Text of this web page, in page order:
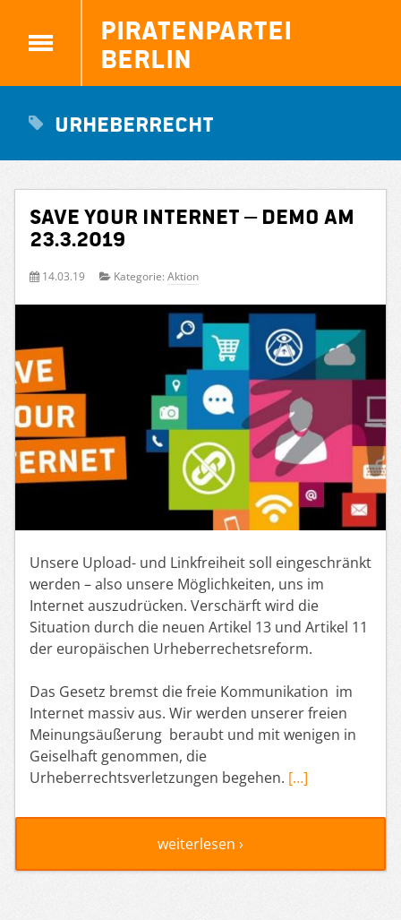
Piratenpartei
Berlin
Urheberrecht
Save your internet – Demo am
23.3.2019
14.03.19 Kategorie: Aktion
Unsere Upload- und Linkfreiheit soll eingeschränkt
werden – also unsere Möglichkeiten, uns im
Internet auszudrücken. Verschärft wird die
Situation durch die neuen Artikel 13 und Artikel 11
der europäischen Urheberrechetsreform.
Das Gesetz bremst die freie Kommunikation im
Internet massiv aus. Wir werden unserer freien
Meinungsäußerung beraubt und mit wenigen in
Geiselhaft genommen, die
Urheberrechtsverletzungen begehen. […]
weiterlesen ›